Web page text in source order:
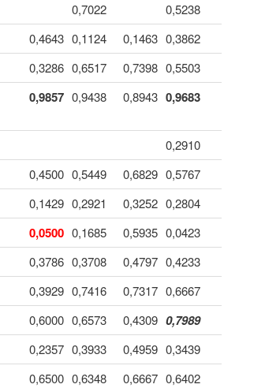
0,7022
0,5238
0,4643 0,1124 0,1463 0,3862
0,3286 0,6517 0,7398 0,5503
0,9857 0,9438 0,8943 0,9683
0,2910
0,4500 0,5449 0,6829 0,5767
0,1429 0,2921 0,3252 0,2804
0,0500 0,1685 0,5935 0,0423
0,3786 0,3708 0,4797 0,4233
0,3929 0,7416 0,7317 0,6667
0,6000 0,6573 0,4309 0,7989
0,2357 0,3933 0,4959 0,3439
0,6500 0,6348 0,6667 0,6402